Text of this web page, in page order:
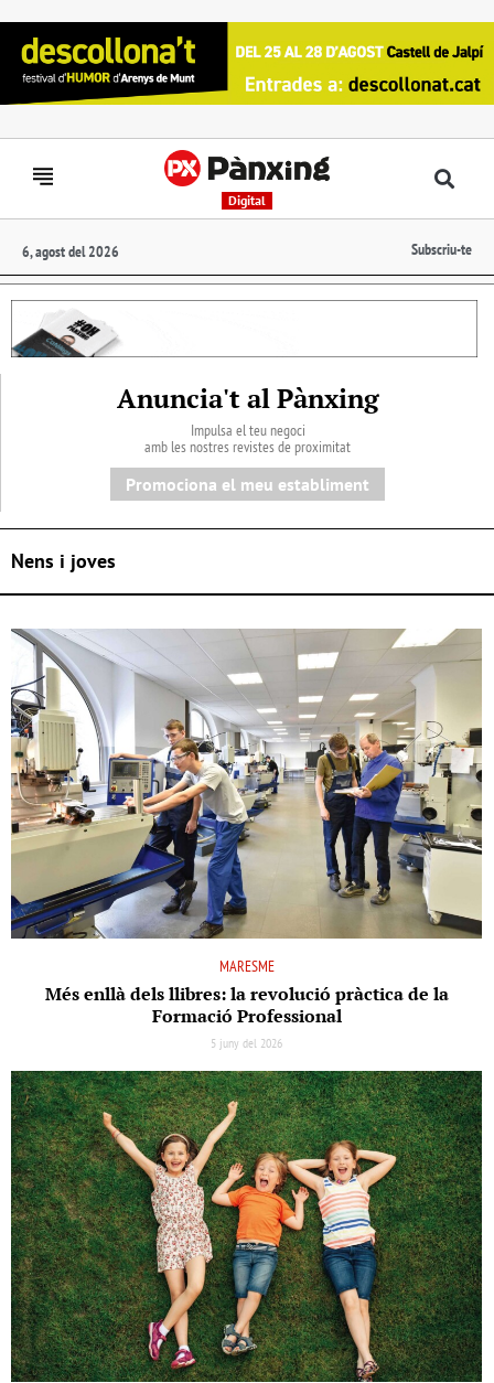
Digital
6, agost del 2026 Subscriu-te
Anuncia't al Pànxing
Impulsa el teu negoci
amb les nostres revistes de proximitat
Promociona el meu establiment
Nens i joves
MARESME
Més enllà dels llibres: la revolució pràctica de la
Formació Professional
5 juny del 2026